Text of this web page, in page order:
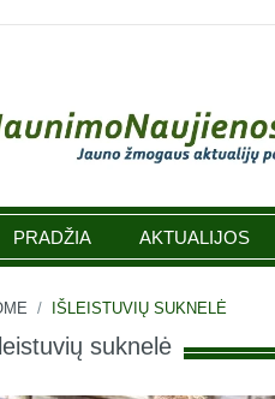
PRADŽIA AKTUALIJOS
/ IŠLEISTUVIŲ SUKNELĖ
suknelė